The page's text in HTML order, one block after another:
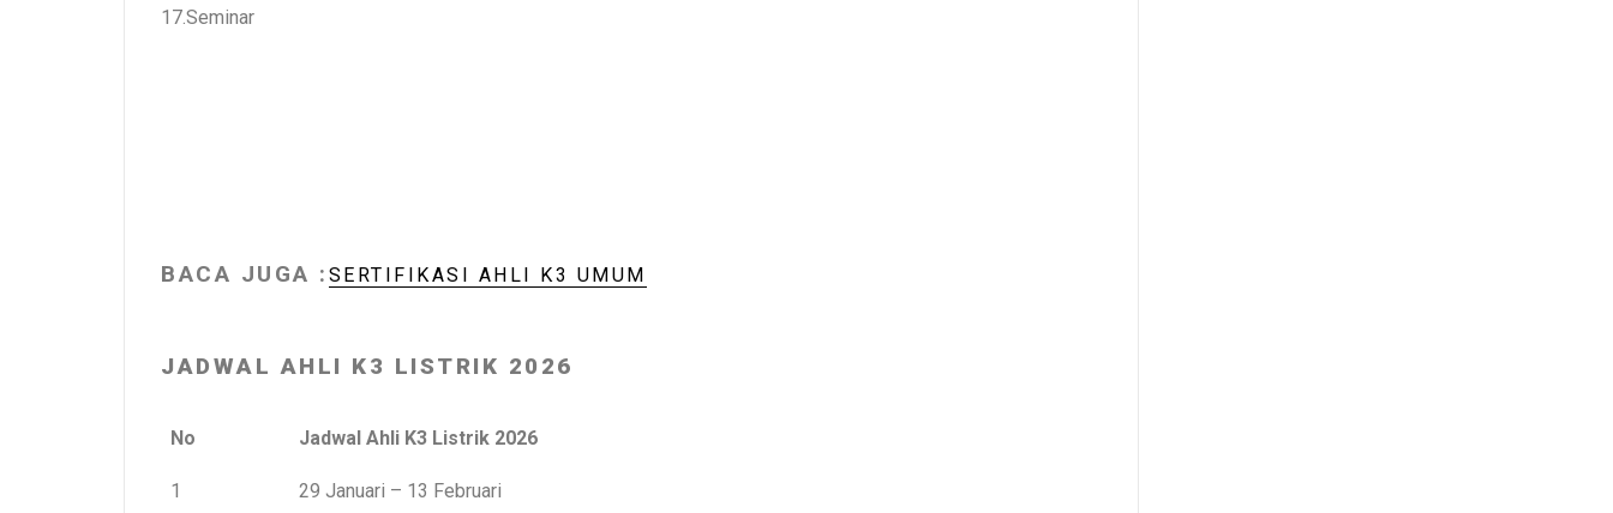
17.Seminar
BACA JUGA : SERTIFIKASI AHLI K3 UMUM
JADWAL AHLI K3 LISTRIK 2026
No Jadwal Ahli K3 Listrik 2026
1 29 Januari – 13 Februari